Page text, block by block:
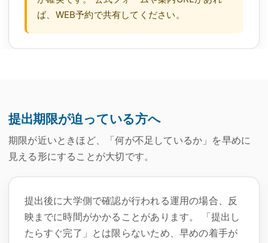
ば、WEB予約で共有してください。
提出期限が迫っている方へ
期限が近いときほど、「何が不足しているか」を早めに
見える形にすることが大切です。
提出後に大学側で確認が行われる運用の場合、反
映までに時間がかかることがあります。 「提出し
たらすぐ完了」とは限らないため、早めの着手が